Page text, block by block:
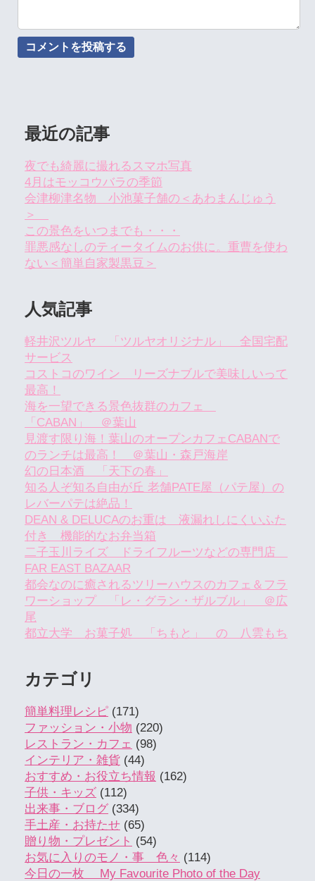
最近の記事
夜でも綺麗に撮れるスマホ写真
4月はモッコウバラの季節
会津柳津名物 小池菓子舗の＜あわまんじゅう
＞
この景色をいつまでも・・・
罪悪感なしのティータイムのお供に。重曹を使わ
ない＜簡単自家製黒豆＞
人気記事
軽井沢ツルヤ 「ツルヤオリジナル」 全国宅配
サービス
コストコのワイン リーズナブルで美味しいって
最高！
海を一望できる景色抜群のカフェ
「CABAN」 ＠葉山
見渡す限り海！葉山のオープンカフェCABANで
のランチは最高！ ＠葉山・森戸海岸
幻の日本酒 「天下の春」
知る人ぞ知る自由が丘 老舗PATE屋（パテ屋）の
レバーパテは絶品！
DEAN & DELUCAのお重は 液漏れしにくいふた
付き 機能的なお弁当箱
二子玉川ライズ ドライフルーツなどの専門店
FAR EAST BAZAAR
都会なのに癒されるツリーハウスのカフェ＆フラ
ワーショップ 「レ・グラン・ザルブル」 ＠広
尾
都立大学 お菓子処 「ちもと」 の 八雲もち
カテゴリ
簡単料理レシピ (171)
ファッション・小物 (220)
レストラン・カフェ (98)
インテリア・雑貨 (44)
おすすめ・お役立ち情報 (162)
子供・キッズ (112)
出来事・ブログ (334)
手土産・お持たせ (65)
贈り物・プレゼント (54)
お気に入りのモノ・事 色々 (114)
今日の一枚 My Favourite Photo of the Day